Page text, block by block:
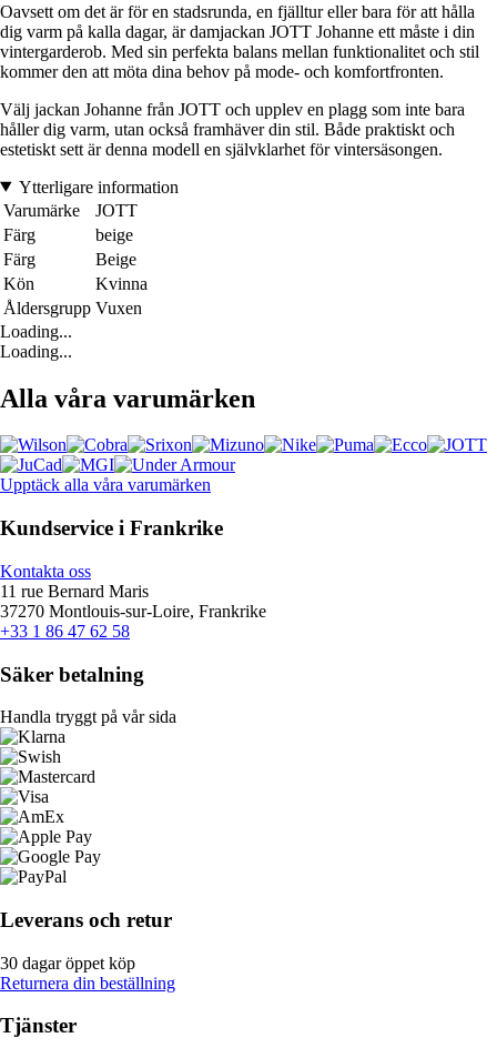
Oavsett om det är för en stadsrunda, en fjälltur eller bara för att hålla
dig varm på kalla dagar, är damjackan JOTT Johanne ett måste i din
vintergarderob. Med sin perfekta balans mellan funktionalitet och stil
kommer den att möta dina behov på mode- och komfortfronten.
Välj jackan Johanne från JOTT och upplev en plagg som inte bara
håller dig varm, utan också framhäver din stil. Både praktiskt och
estetiskt sett är denna modell en självklarhet för vintersäsongen.
Ytterligare information
Varumärke
JOTT
Färg
beige
Färg
Beige
Kön
Kvinna
Åldersgrupp Vuxen
Loading...
Loading...
Alla våra varumärken
Upptäck alla våra varumärken
Kundservice i Frankrike
Kontakta oss
11 rue Bernard Maris
37270 Montlouis-sur-Loire, Frankrike
+33 1 86 47 62 58
Säker betalning
Handla tryggt på vår sida
Leverans och retur
30 dagar öppet köp
Returnera din beställning
Tjänster